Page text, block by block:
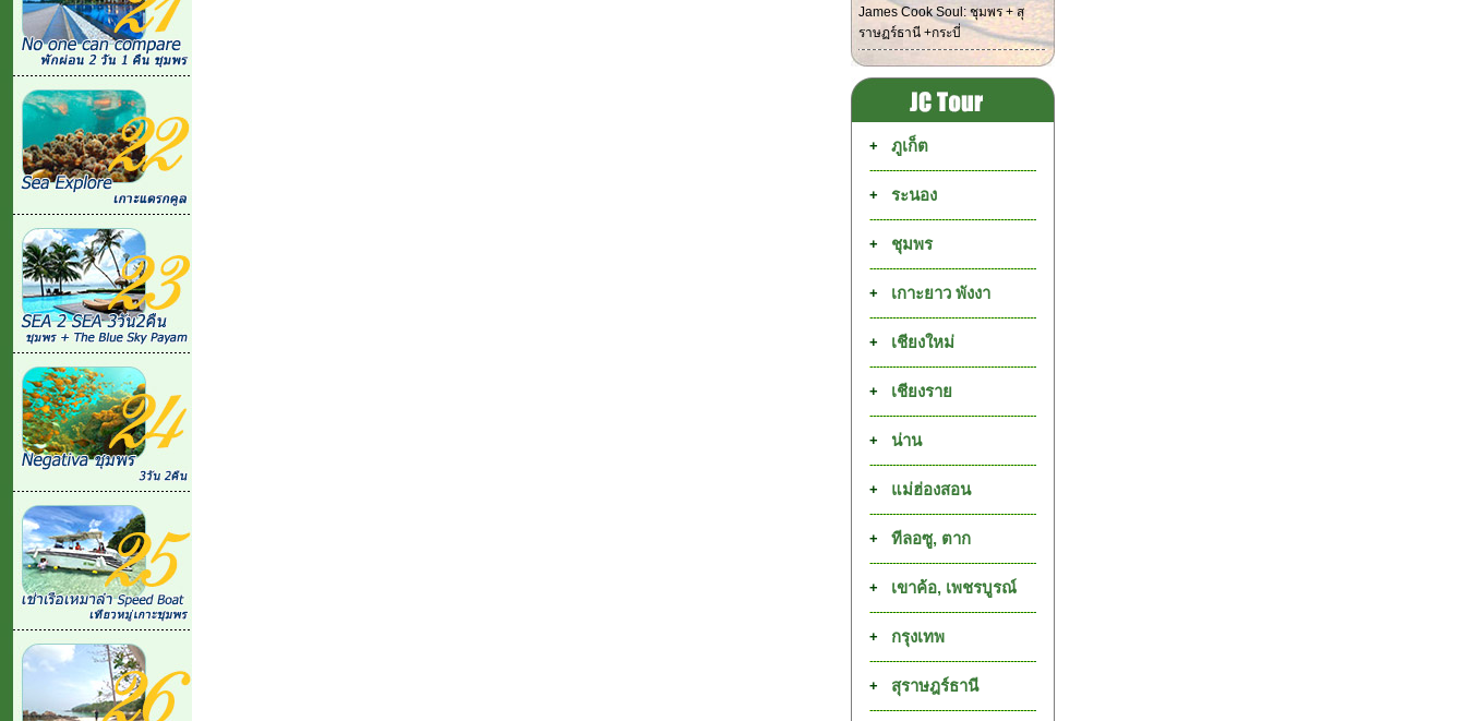
James Cook Soul: ชุมพร + สุ
ราษฏร์ธานี +กระบี่
+ ภูเก็ต
+ ระนอง
+ ชุมพร
+ เกาะยาว พังงา
+ เชียงใหม่
+ เชียงราย
+ น่าน
+ แม่ฮ่องสอน
+ ทีลอซู, ตาก
+ เขาค้อ, เพชรบูรณ์
+ กรุงเทพ
+ สุราษฎร์ธานี